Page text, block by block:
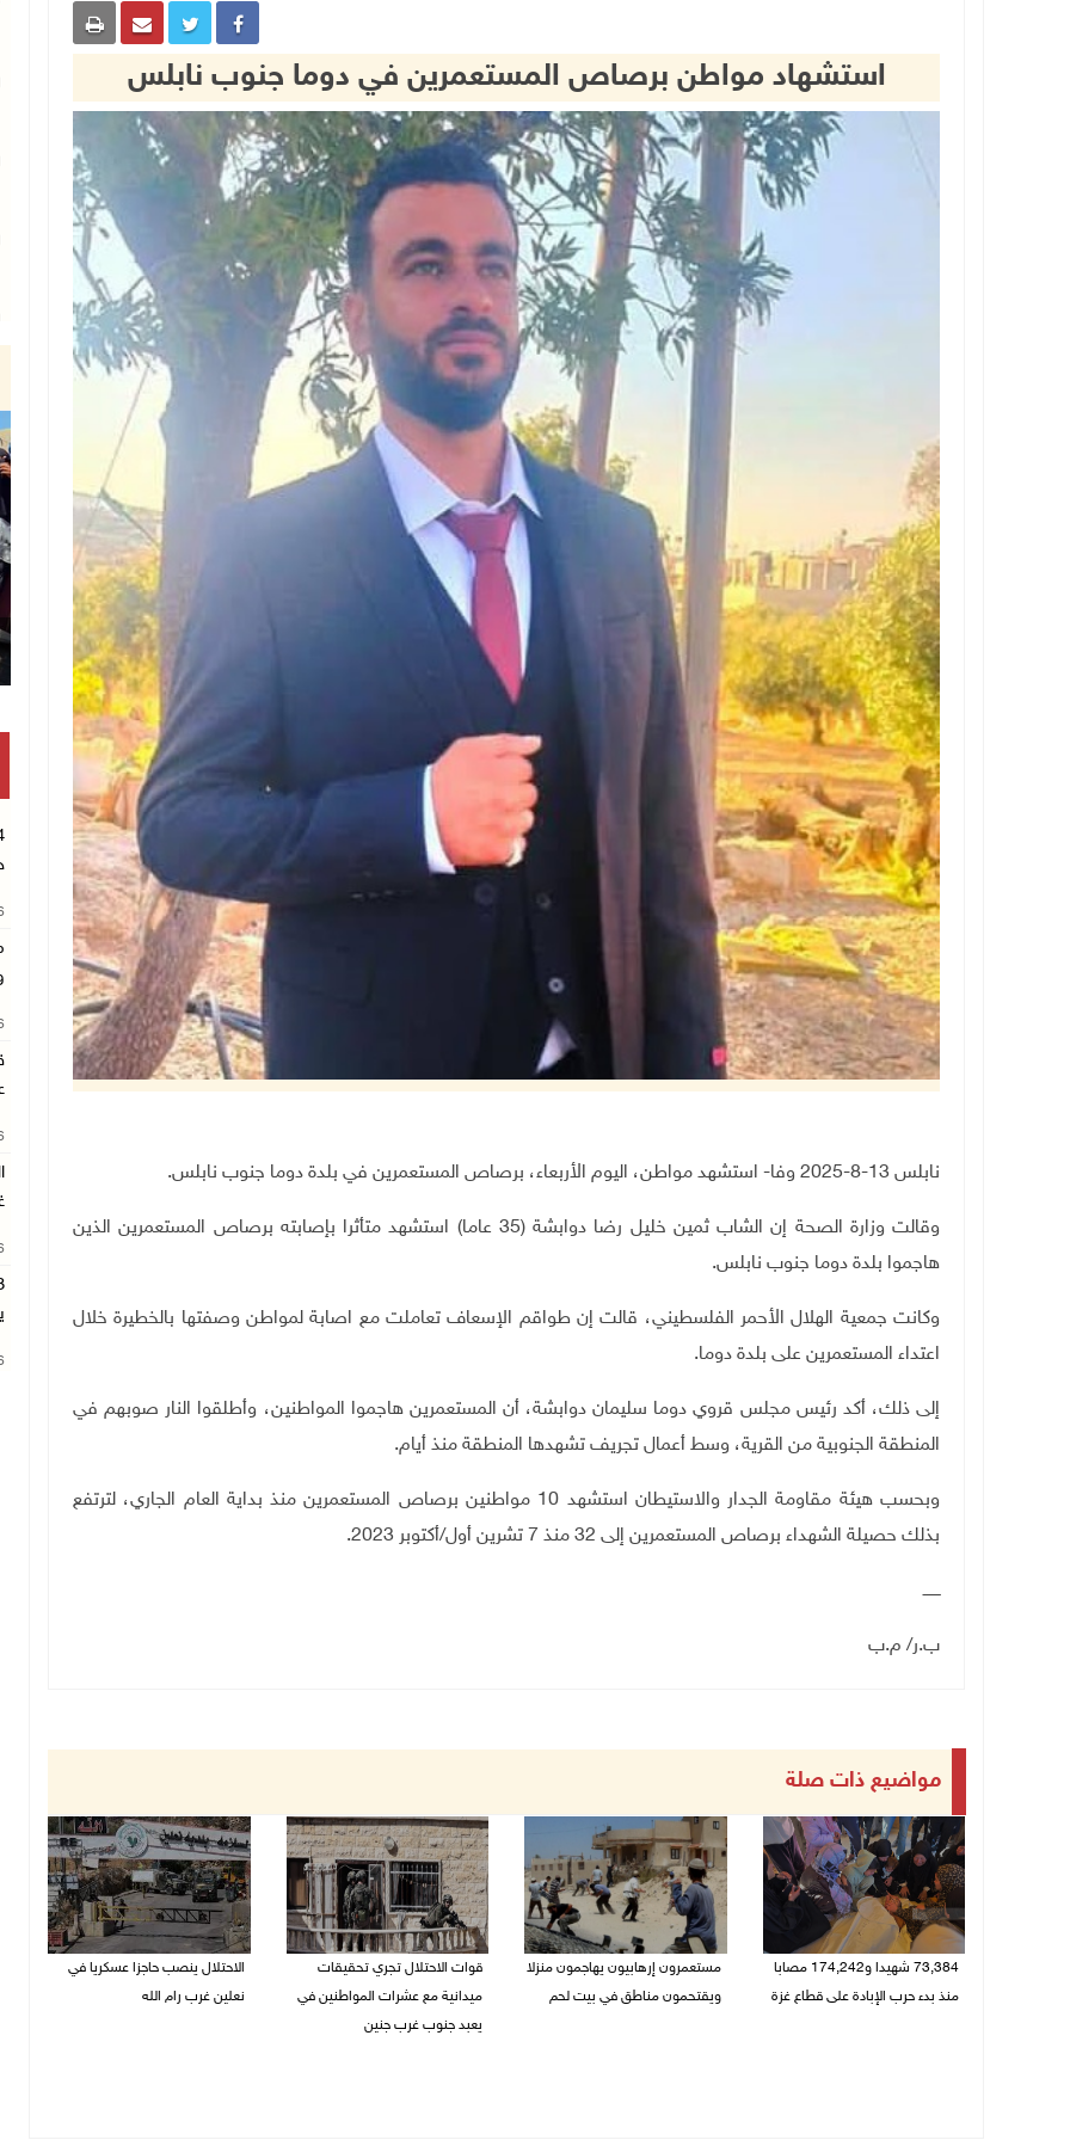
استشهاد مواطن برصاص المستعمرين في دوما جنوب نابلس
نابلس 13-8-2025 وفا- استشهد مواطن، اليوم الأربعاء، برصاص المستعمرين في بلدة دوما جنوب نابلس .
وقالت وزارة الصحة إن الشاب ثمين خليل رضا دوابشة (35 عاما) استشهد متأثرا بإصابته برصاص المستعمرين الذين
هاجموا بلدة دوما جنوب نابلس.
وكانت جمعية الهلال الأحمر الفلسطيني، قالت إن طواقم الإسعاف تعاملت مع اصابة لمواطن وصفتها بالخطيرة خلال
اعتداء المستعمرين على بلدة دوما.
إلى ذلك، أكد رئيس مجلس قروي دوما سليمان دوابشة، أن المستعمرين هاجموا المواطنين، وأطلقوا النار صوبهم في
المنطقة الجنوبية من القرية، وسط أعمال تجريف تشهدها المنطقة منذ أيام.
وبحسب هيئة مقاومة الجدار والاستيطان استشهد 10 مواطنين برصاص المستعمرين منذ بداية العام الجاري، لترتفع
بذلك حصيلة الشهداء برصاص المستعمرين إلى 32 منذ 7 تشرين أول/أكتوبر 2023.
ـــــــ
ب.ر/ م.ب
مواضيع ذات صلة
73,384 شهيدا و174,242 مصابا
منذ بدء حرب الإبادة على قطاع غزة
مستعمرون إرهابيون يهاجمون منزلا
ويقتحمون مناطق في بيت لحم
قوات الاحتلال تجري تحقيقات
ميدانية مع عشرات المواطنين في
يعبد جنوب غرب جنين
الاحتلال ينصب حاجزا عسكريا في
نعلين غرب رام الله
تكريم